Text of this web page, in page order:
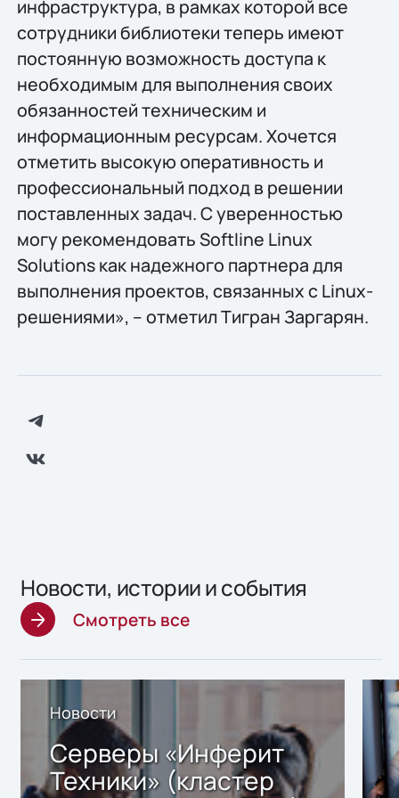
инфраструктура, в рамках которой все
сотрудники библиотеки теперь имеют
постоянную возможность доступа к
необходимым для выполнения своих
обязанностей техническим и
информационным ресурсам. Хочется
отметить высокую оперативность и
профессиональный подход в решении
поставленных задач. С уверенностью
могу рекомендовать Softline Linux
Solutions как надежного партнера для
выполнения проектов, связанных с Linux-
решениями», – отметил Тигран Заргарян.
Новости, истории и события
Смотреть все
Новости
Серверы «Инферит
Техники» (кластер